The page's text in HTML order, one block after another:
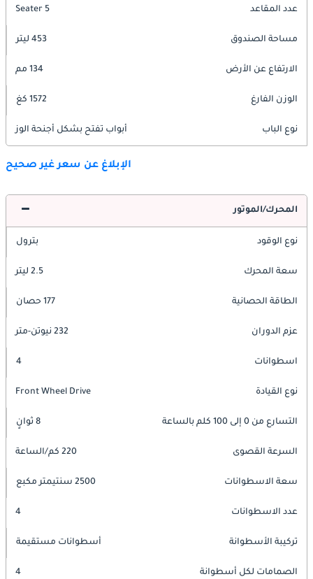
عدد المقاعد 5 Seater
مساحة الصندوق 453 ليتر
الارتفاع عن الأرض 134 مم
الوزن الفارغ 1572 كغ
نوع الباب أبواب تفتح بشكل أجنحة الوز
الإبلاغ عن سعر غير صحيح
المحرك/الموتور
نوع الوقود بترول
سعة المحرك 2.5 ليتر
الطاقة الحصانية 177 حصان
عزم الدوران 232 نيوتن-متر
اسطوانات 4
نوع القيادة Front Wheel Drive
التسارع من 0 إلى 100 كلم بالساعة 8 ثوانٍ
السرعة القصوى 220 كم/الساعة
سعة الاسطوانات 2500 سنتيمتر مكبع
عدد الاسطوانات 4
تركيبة الأسطوانة أسطوانات مستقيمة
الصمامات لكل أسطوانة 4